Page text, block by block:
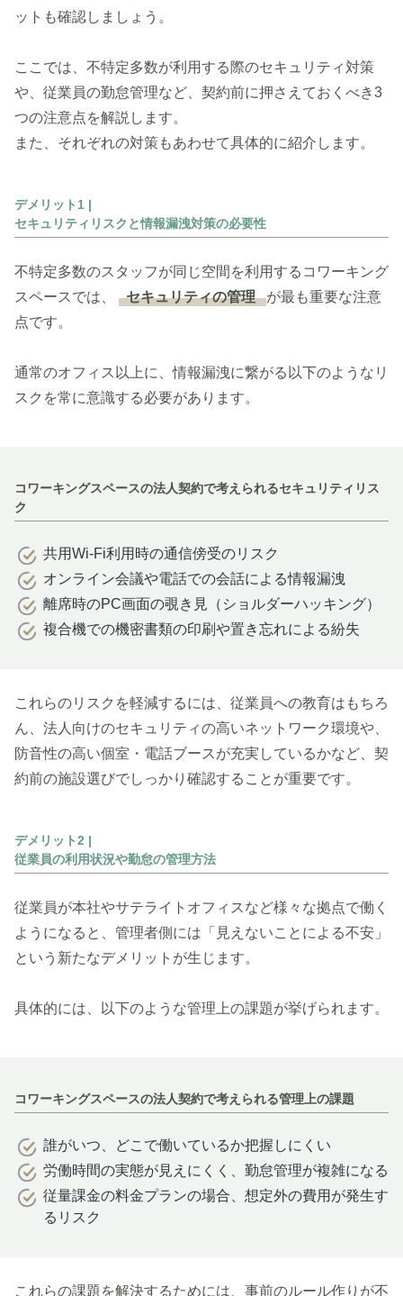
ットも確認しましょう。
ここでは、不特定多数が利用する際のセキュリティ対策
や、従業員の勤怠管理など、契約前に押さえておくべき3
つの注意点を解説します。
また、それぞれの対策もあわせて具体的に紹介します。
デメリット1 |
セキュリティリスクと情報漏洩対策の必要性
不特定多数のスタッフが同じ空間を利用するコワーキング
スペースでは、
セキュリティの管理 が最も重要な注意
点です。
通常のオフィス以上に、情報漏洩に繋がる以下のようなリ
スクを常に意識する必要があります。
コワーキングスペースの法人契約で考えられるセキュリティリス
ク
共用Wi-Fi利用時の通信傍受のリスク
オンライン会議や電話での会話による情報漏洩
離席時のPC画面の覗き見（ショルダーハッキング）
複合機での機密書類の印刷や置き忘れによる紛失
これらのリスクを軽減するには、従業員への教育はもちろ
ん、法人向けのセキュリティの高いネットワーク環境や、
防音性の高い個室・電話ブースが充実しているかなど、契
約前の施設選びでしっかり確認することが重要です。
デメリット2 |
従業員の利用状況や勤怠の管理方法
従業員が本社やサテライトオフィスなど様々な拠点で働く
ようになると、管理者側には「見えないことによる不安」
という新たなデメリットが生じます。
具体的には、以下のような管理上の課題が挙げられます。
コワーキングスペースの法人契約で考えられる管理上の課題
誰がいつ、どこで働いているか把握しにくい
労働時間の実態が見えにくく、勤怠管理が複雑になる
従量課金の料金プランの場合、想定外の費用が発生す
るリスク
これらの課題を解決するためには、事前のルール作りが不